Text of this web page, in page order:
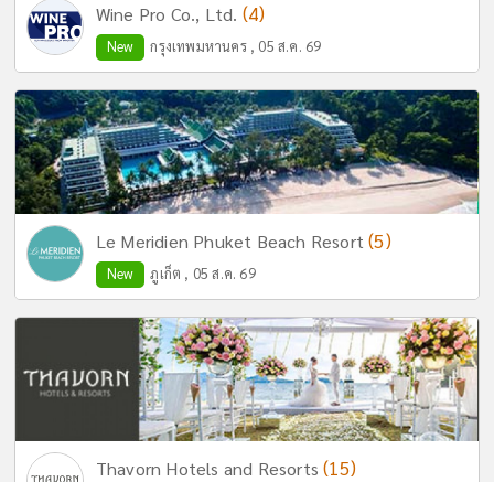
Wine Pro Co., Ltd. (4)
New กรุงเทพมหานคร , 05 ส.ค. 69
Le Meridien Phuket Beach Resort(5)
New ภูเก็ต , 05 ส.ค. 69
Thavorn Hotels and Resorts(15)